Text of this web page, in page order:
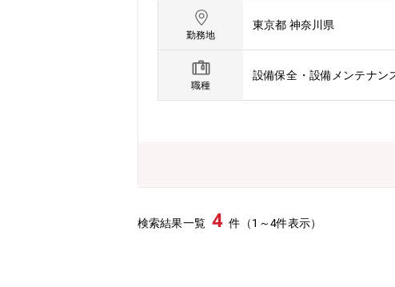
勤務地
東京都 神奈川県
職種
設備保全・設備メンテナン
検索結果一覧 4 件（1～4件表示）